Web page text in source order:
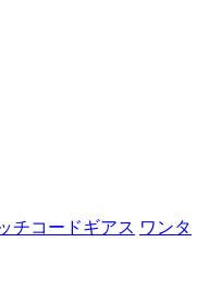
チコードギアス ワンタ